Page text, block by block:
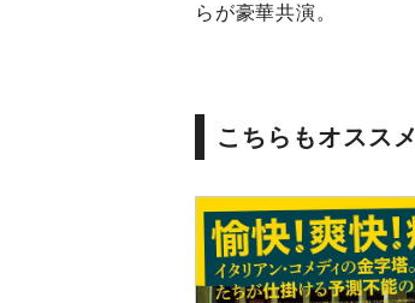
らが豪華共演。
こちらもオススメ